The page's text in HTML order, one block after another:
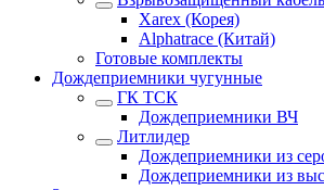
Xarex (Корея)
Alphatrace (Китай)
Готовые комплекты
Дождеприемники чугунные
ГК ТСК
Дождеприемники ВЧ
Литлидер
Дождеприемники из
Дождеприемники из